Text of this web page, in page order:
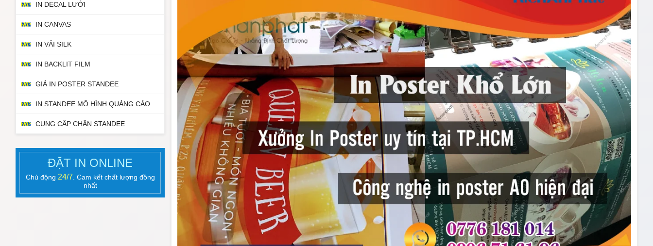
IN DECAL LƯỚI
IN CANVAS
IN VẢI SILK
IN BACKLIT FILM
GIÁ IN POSTER STANDEE
IN STANDEE MÔ HÌNH QUẢNG CÁO
CUNG CẤP CHÂN STANDEE
ĐẶT IN ONLINE
Chủ động 24/7 . Cam kết chất lượng đồng
nhất